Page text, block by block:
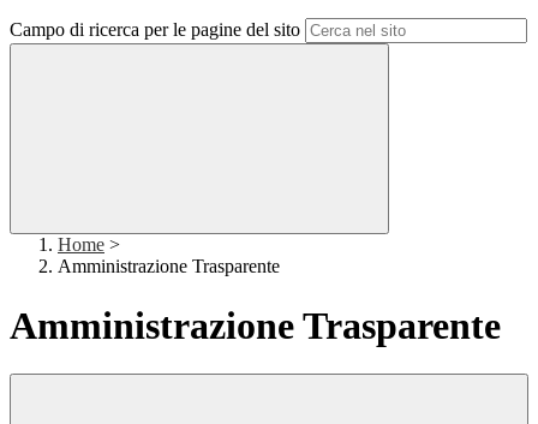
Campo di ricerca per le pagine del sito
Home >
Amministrazione Trasparente
Amministrazione Trasparente